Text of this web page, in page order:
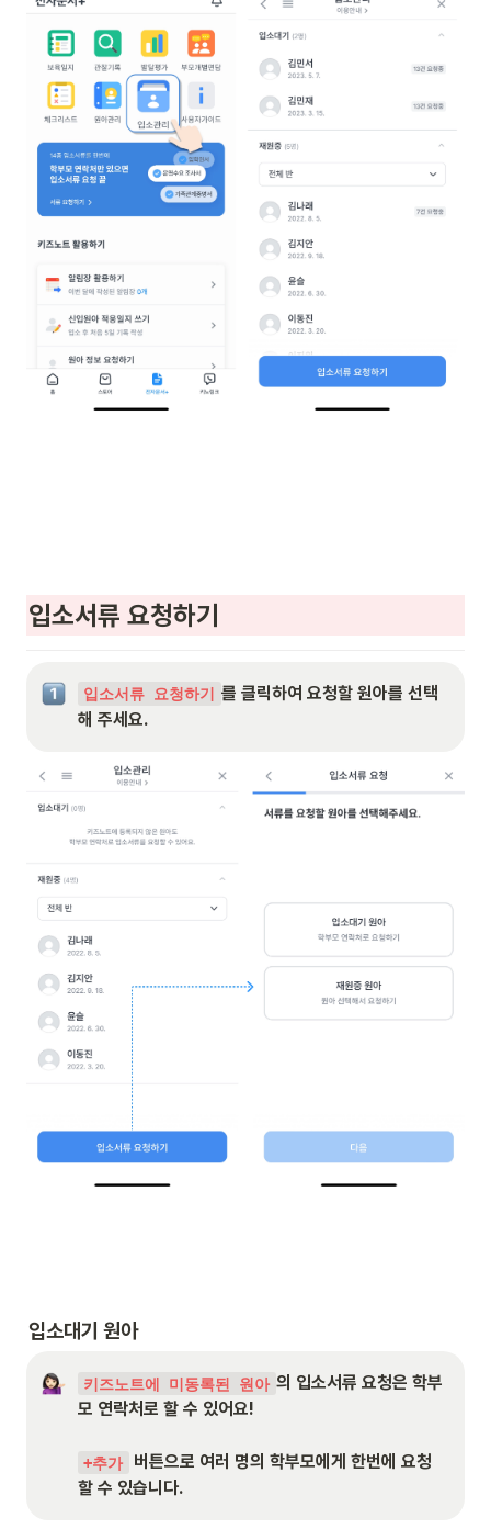
입소서류 요청하기
입소서류 요청하기
를 클릭하여 요청할 원아를 선택
해 주세요.
입소대기 원아
키즈노트에 미동록된 원아 의 입소서류 요청은 학부
모 연락처로 할 수 있어요!
+추가
버튼으로 여러 명의 학부모에게 한번에 요청
할 수 있습니다.